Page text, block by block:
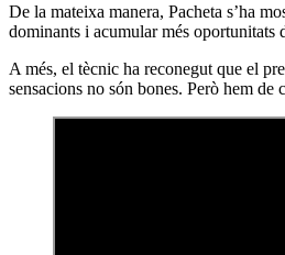
De la mateixa manera, Pacheta s’ha
dominants i acumular més oportunitats
A més, el tècnic ha reconegut que el
sensacions no són bones. Però hem